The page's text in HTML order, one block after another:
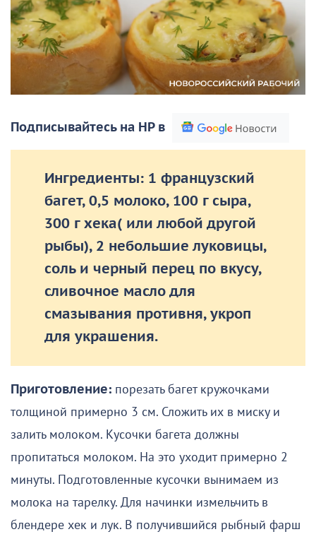
Подписывайтесь на НР в
Ингредиенты: 1 французский
багет, 0,5 молоко, 100 г сыра,
300 г хека( или любой другой
рыбы), 2 небольшие луковицы,
соль и черный перец по вкусу,
сливочное масло для
смазывания противня, укроп
для украшения.
Приготовление: порезать багет кружочками
толщиной примерно 3 см. Сложить их в миску и
залить молоком. Кусочки багета должны
пропитаться молоком. На это уходит примерно 2
минуты. Подготовленные кусочки вынимаем из
молока на тарелку. Для начинки измельчить в
блендере хек и лук. В получившийся рыбный фарш